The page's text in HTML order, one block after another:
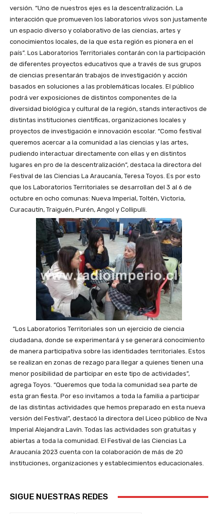
versión. “Uno de nuestros ejes es la descentralización. La
interacción que promueven los laboratorios vivos son justamente
un espacio diverso y colaborativo de las ciencias, artes y
conocimientos locales, de la que esta región es pionera en el
país”. Los Laboratorios Territoriales contarán con la participación
de diferentes proyectos educativos que a través de sus grupos
de ciencias presentarán trabajos de investigación y acción
basados en soluciones a las problemáticas locales. El público
podrá ver exposiciones de distintos componentes de la
diversidad biológica y cultural de la región, stands interactivos de
distintas instituciones científicas, organizaciones locales y
proyectos de investigación e innovación escolar. “Como festival
queremos acercar a la comunidad a las ciencias y las artes,
pudiendo interactuar directamente con ellas y en distintos
lugares en pro de la descentralización”, destaca la directora del
Festival de las Ciencias La Araucanía, Teresa Toyos. Es por esto
que los Laboratorios Territoriales se desarrollan del 3 al 6 de
octubre en ocho comunas: Nueva Imperial, Toltén, Victoria,
Curacautín, Traiguén, Purén, Angol y Collipulli.
“Los Laboratorios Territoriales son un ejercicio de ciencia
ciudadana, donde se experimentará y se generará conocimiento
de manera participativa sobre las identidades territoriales. Estos
se realizan en zonas de rezago para llegar a quienes tienen una
menor posibilidad de participar en este tipo de actividades”,
agrega Toyos. “Queremos que toda la comunidad sea parte de
esta gran fiesta. Por eso invitamos a toda la familia a participar
de las distintas actividades que hemos preparado en esta nueva
versión del Festival”, destacó la directora del Liceo público de Nva
Imperial Alejandra Lavín. Todas las actividades son gratuitas y
abiertas a toda la comunidad. El Festival de las Ciencias La
Araucanía 2023 cuenta con la colaboración de más de 20
instituciones, organizaciones y establecimientos educacionales.
SIGUE NUESTRAS REDES